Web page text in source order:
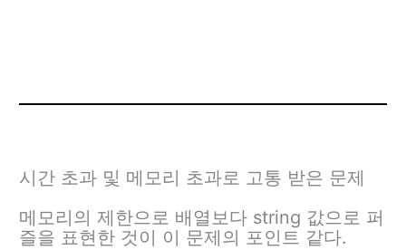
시간 초과 및 메모리 초과로 고통 받은 문제
메모리의 제한으로 배열보다 string 값으로 퍼
즐을 표현한 것이 이 문제의 포인트 같다.